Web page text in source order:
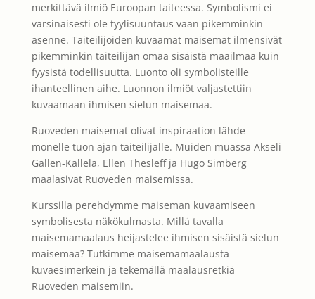
merkittävä ilmiö Euroopan taiteessa. Symbolismi ei
varsinaisesti ole tyylisuuntaus vaan pikemminkin
asenne. Taiteilijoiden kuvaamat maisemat ilmensivät
pikemminkin taiteilijan omaa sisäistä maailmaa kuin
fyysistä todellisuutta. Luonto oli symbolisteille
ihanteellinen aihe. Luonnon ilmiöt valjastettiin
kuvaamaan ihmisen sielun maisemaa.
Ruoveden maisemat olivat inspiraation lähde
monelle tuon ajan taiteilijalle. Muiden muassa Akseli
Gallen-Kallela, Ellen Thesleff ja Hugo Simberg
maalasivat Ruoveden maisemissa.
Kurssilla perehdymme maiseman kuvaamiseen
symbolisesta näkökulmasta. Millä tavalla
maisemamaalaus heijastelee ihmisen sisäistä sielun
maisemaa? Tutkimme maisemamaalausta
kuvaesimerkein ja tekemällä maalausretkiä
Ruoveden maisemiin.